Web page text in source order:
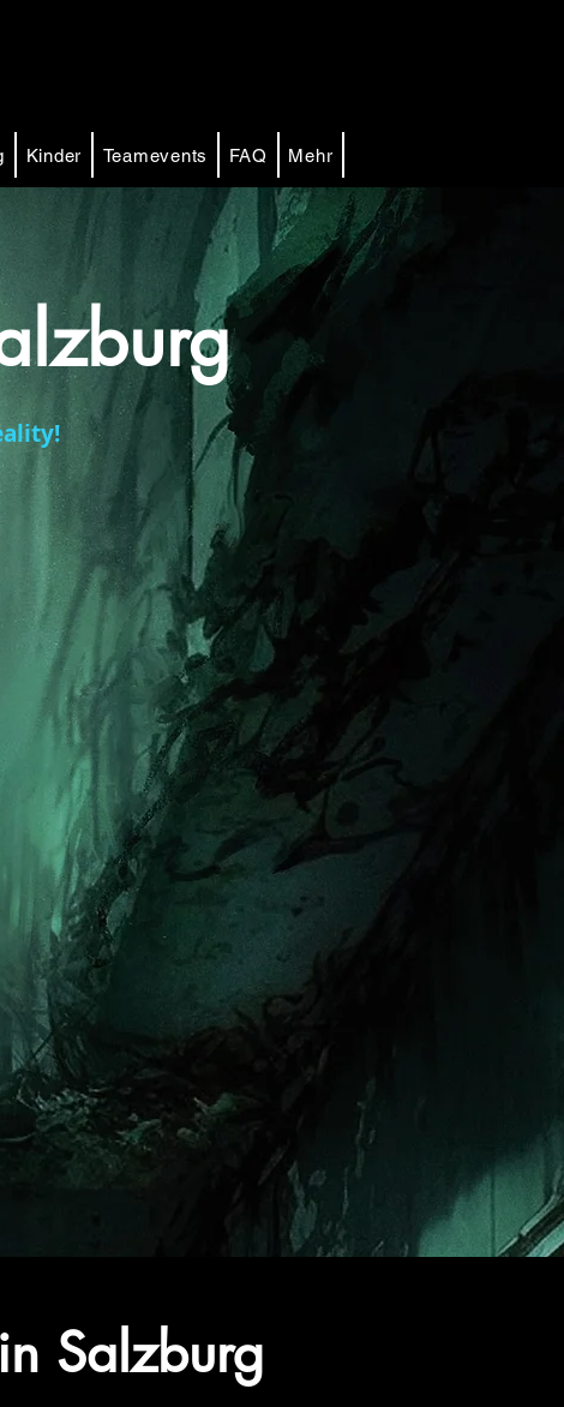
Kinder Teamevents FAQ Mehr
Salzburg